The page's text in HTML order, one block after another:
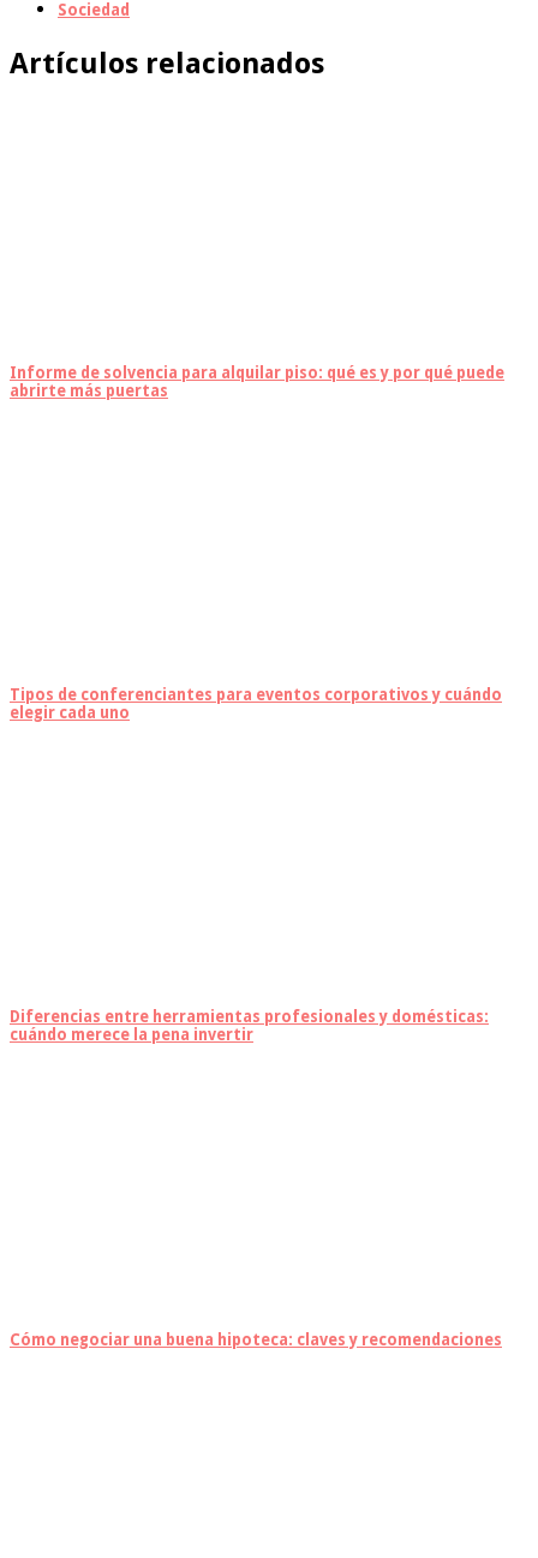
Sociedad
Artículos relacionados
Informe de solvencia para alquilar piso: qué es y por qué puede
abrirte más puertas
Tipos de conferenciantes para eventos corporativos y cuándo
elegir cada uno
Diferencias entre herramientas profesionales y domésticas:
cuándo merece la pena invertir
Cómo negociar una buena hipoteca: claves y recomendaciones